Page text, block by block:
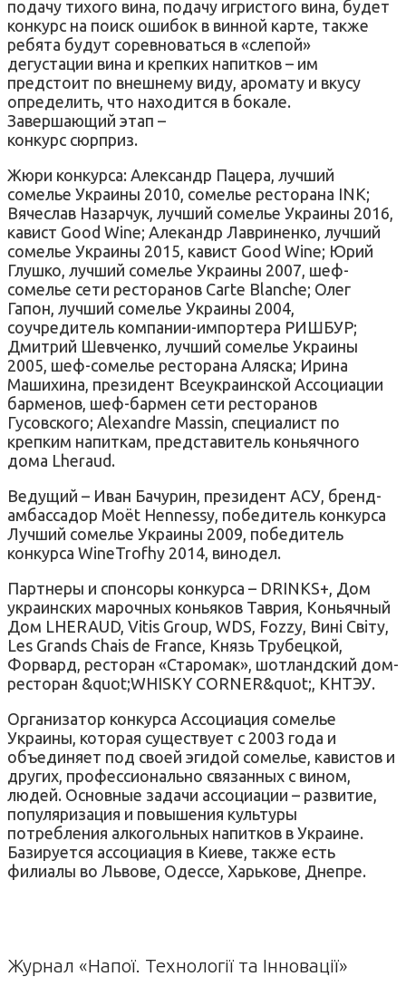
подачу тихого вина, подачу игристого вина, будет
конкурс на поиск ошибок в винной карте, также
ребята будут соревноваться в «слепой»
дегустации вина и крепких напитков – им
предстоит по внешнему виду, аромату и вкусу
определить, что находится в бокале.
Завершающий этап –
конкурс сюрприз.
Жюри конкурса: Александр Пацера, лучший
сомелье Украины 2010, сомелье ресторана INK;
Вячеслав Назарчук, лучший сомелье Украины 2016,
кавист Good Wine; Алекандр Лавриненко, лучший
сомелье Украины 2015, кавист Good Wine; Юрий
Глушко, лучший сомелье Украины 2007, шеф-
сомелье сети ресторанов Carte Blanche; Олег
Гапон, лучший сомелье Украины 2004,
соучредитель компании-импортера РИШБУР;
Дмитрий Шевченко, лучший сомелье Украины
2005, шеф-сомелье ресторана Аляска; Ирина
Машихина, президент Всеукраинской Ассоциации
барменов, шеф-бармен сети ресторанов
Гусовского; Alexandre Massin, специалист по
крепким напиткам, представитель коньячного
дома Lheraud.
Ведущий – Иван Бачурин, президент АСУ, бренд-
амбассадор Moët Hennessy, победитель конкурса
Лучший сомелье Украины 2009, победитель
конкурса WineTrofhy 2014, винодел.
Партнеры и спонсоры конкурса – DRINKS+, Дом
украинских марочных коньяков Таврия, Коньячный
Дом LHERAUD, Vitis Group, WDS, Fozzy, Вині Світу,
Les Grands Chais de France, Князь Трубецкой,
Форвард, ресторан «Старомак», шотландский дом-
ресторан &quot;WHISKY CORNER&quot;, КНТЭУ.
Организатор конкурса Ассоциация сомелье
Украины, которая существует с 2003 года и
объединяет под своей эгидой сомелье, кавистов и
других, профессионально связанных с вином,
людей. Основные задачи ассоциации – развитие,
популяризация и повышения культуры
потребления алкогольных напитков в Украине.
Базируется ассоциация в Киеве, также есть
филиалы во Львове, Одессе, Харькове, Днепре.
Журнал «Напої. Технології та Інновації»